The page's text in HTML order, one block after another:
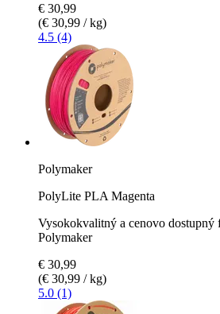
€ 30,99
(€ 30,99 / kg)
4.5 (4)
Polymaker
PolyLite PLA Magenta
Vysokokvalitný a cenovo dostupný
Polymaker
€ 30,99
(€ 30,99 / kg)
5.0 (1)